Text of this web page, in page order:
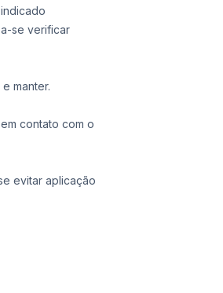
se verificar
manter.
contato com o
evitar aplicação